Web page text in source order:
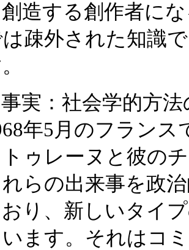
造する創作者に
疎外された知識
実：社会学的方
年5月のフランス
ゥレーヌと彼の
らの出来事を政
り、新しいタイ
ます。それはコ